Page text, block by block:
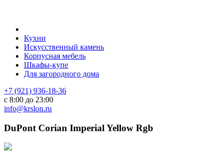
Кухни
Искусственный камень
Корпусная мебель
Шкафы-купе
Для загородного дома
+7 (921) 936-18-36
с 8:00 до 23:00
info@krslon.ru
DuPont Corian Imperial Yellow Rgb